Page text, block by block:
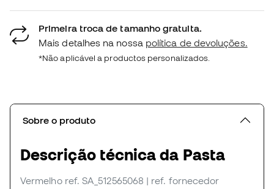
Primeira troca de tamanho gratuita.
Mais detalhes na nossa política de devoluções.
*Não aplicável a productos personalizados.
Sobre o produto
Descrição técnica da Pasta
Vermelho ref. SA_512565068 | ref. fornecedor